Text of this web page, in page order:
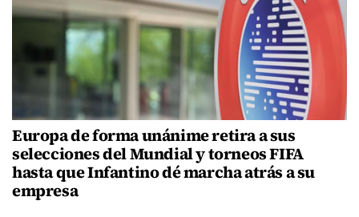
Europa de forma unánime retira a sus
selecciones del Mundial y torneos FIFA
hasta que Infantino dé marcha atrás a su
empresa